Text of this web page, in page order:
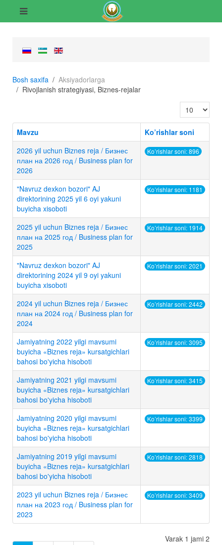
Bosh saxifa
Aksiyadorlarga
Rivojlanish strategiyasi, Biznes-rejalar
Satrlar soni:
Mavzu
Ko’rishlar soni
2026 yil uchun Biznes reja / Бизнес
план на 2026 год / Business plan for
2026
Ko’rishlar soni: 896
"Navruz dexkon bozori" AJ
direktorining 2025 yil 6 oyi yakuni
buyicha xisoboti
Ko’rishlar soni: 1181
2025 yil uchun Biznes reja / Бизнес
план на 2025 год / Business plan for
2025
Ko’rishlar soni: 1914
"Navruz dexkon bozori" AJ
direktorining 2024 yil 9 oyi yakuni
buyicha xisoboti
Ko’rishlar soni: 2021
2024 yil uchun Biznes reja / Бизнес
план на 2024 год / Business plan for
2024
Ko’rishlar soni: 2442
Jamiyatning 2022 yilgi mavsumi
buyicha «Biznes reja» kursatgichlari
bahosi bo'yicha hisoboti
Ko’rishlar soni: 3095
Jamiyatning 2021 yilgi mavsumi
buyicha «Biznes reja» kursatgichlari
bahosi bo'yicha hisoboti
Ko’rishlar soni: 3415
Jamiyatning 2020 yilgi mavsumi
buyicha «Biznes reja» kursatgichlari
bahosi bo'yicha hisoboti
Ko’rishlar soni: 3399
Jamiyatning 2019 yilgi mavsumi
buyicha «Biznes reja» kursatgichlari
bahosi bo'yicha hisoboti
Ko’rishlar soni: 2818
2023 yil uchun Biznes reja / Бизнес
план на 2023 год / Business plan for
2023
Ko’rishlar soni: 3409
Varak 1 jami 2